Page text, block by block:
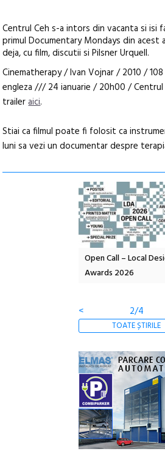
Centrul Ceh s-a intors din vacanta si isi
primul Documentary Mondays din acest
deja, cu film, discutii si Pilsner Urquell.
Cinematherapy / Ivan Vojnar / 2010 /
engleza /// 24 ianuarie / 20h00 /
traileraici.
Stiai ca filmul poate fi folosit ca
luni sa vezi un documentar despre
Open Call – Local
Awards 2026
<
2/4
TOATE ȘTIRILE